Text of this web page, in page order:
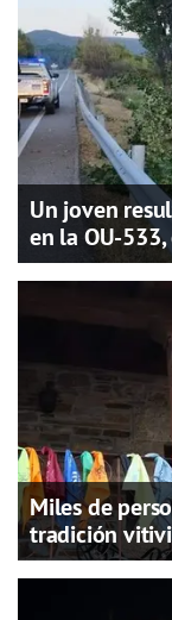
Un joven
en la OU-
Miles de
tradición